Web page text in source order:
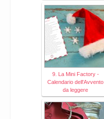
9. La Mini Factory -
Calendario dell'Avvento
da leggere